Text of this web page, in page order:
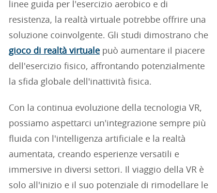
linee guida per l'esercizio aerobico e di
resistenza, la realtà virtuale potrebbe offrire una
soluzione coinvolgente. Gli studi dimostrano che
gioco di realtà virtuale può aumentare il piacere
dell'esercizio fisico, affrontando potenzialmente
la sfida globale dell'inattività fisica.
Con la continua evoluzione della tecnologia VR,
possiamo aspettarci un'integrazione sempre più
fluida con l'intelligenza artificiale e la realtà
aumentata, creando esperienze versatili e
immersive in diversi settori. Il viaggio della VR è
solo all'inizio e il suo potenziale di rimodellare le